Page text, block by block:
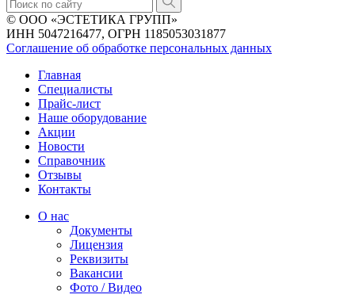
© ООО «ЭСТЕТИКА ГРУПП»
ИНН 5047216477, ОГРН 1185053031877
Соглашение об обработке персональных данных
Главная
Специалисты
Прайс-лист
Наше оборудование
Акции
Новости
Справочник
Отзывы
Контакты
О нас
Документы
Лицензия
Реквизиты
Вакансии
Фото / Видео